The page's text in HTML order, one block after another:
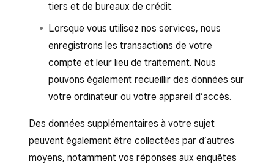
tiers et de bureaux de crédit.
Lorsque vous utilisez nos services, nous
enregistrons les transactions de votre
compte et leur lieu de traitement. Nous
pouvons également recueillir des données sur
votre ordinateur ou votre appareil d’accès.
Des données supplémentaires à votre sujet
peuvent également être collectées par d’autres
moyens, notamment vos réponses aux enquêtes